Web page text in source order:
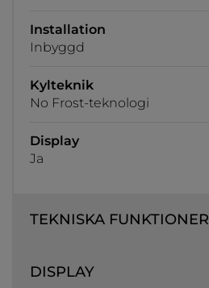
Installation
Inbyggd
Kylteknik
No Frost-teknologi
Display
Ja
TEKNISKA FUNKTIONER
DISPLAY